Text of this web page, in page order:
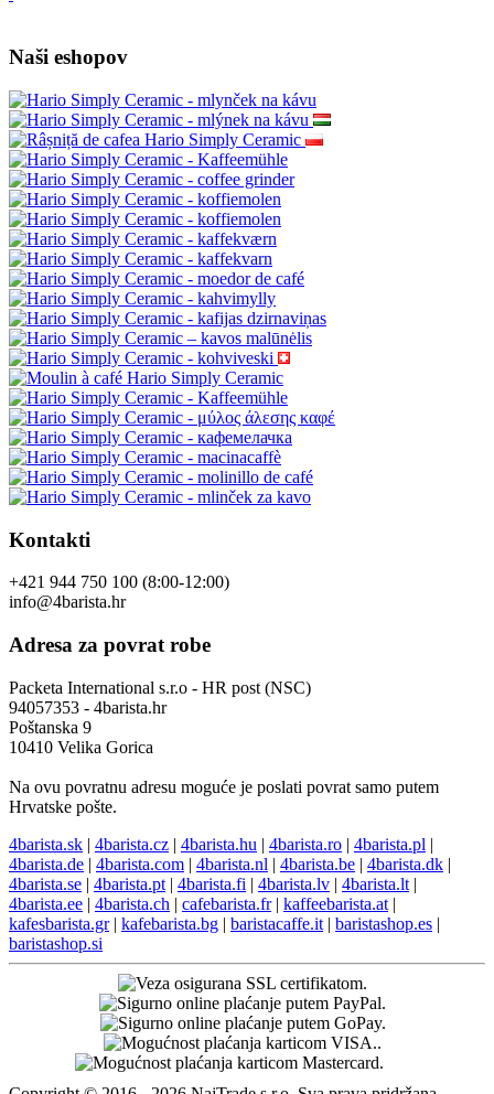
Naši eshopov
Kontakti
+421 944 750 100 (8:00-12:00)
info@4barista.hr
Adresa za povrat robe
Packeta International s.r.o - HR post (NSC)
94057353 - 4barista.hr
Poštanska 9
10410 Velika Gorica
Na ovu povratnu adresu moguće je poslati povrat samo putem
Hrvatske pošte.
4barista.sk | 4barista.cz | 4barista.hu | 4barista.ro | 4barista.pl |
4barista.de | 4barista.com | 4barista.nl | 4barista.be | 4barista.dk |
4barista.se | 4barista.pt | 4barista.fi | 4barista.lv | 4barista.lt |
4barista.ee | 4barista.ch | cafebarista.fr| kaffeebarista.at |
kafesbarista.gr| kafebarista.bg | baristacaffe.it | baristashop.es |
baristashop.si